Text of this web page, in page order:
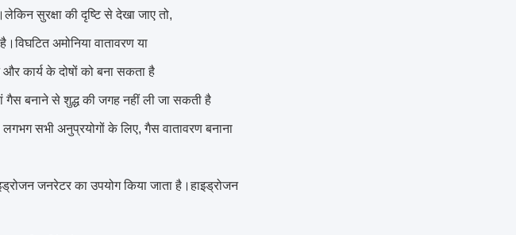
सुरक्षा की दृष्टि से देखा जाए तो,
अमोनिया वातावरण या
कार्य के दोषों को बना सकता है
गैस बनाने से शुद्ध की जगह नहीं ली जा सकती है
सभी अनुप्रयोगों के लिए, गैस वातावरण बनाना
जनरेटर का उपयोग किया जाता है।हाइड्रोजन